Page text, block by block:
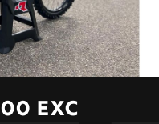
EXC